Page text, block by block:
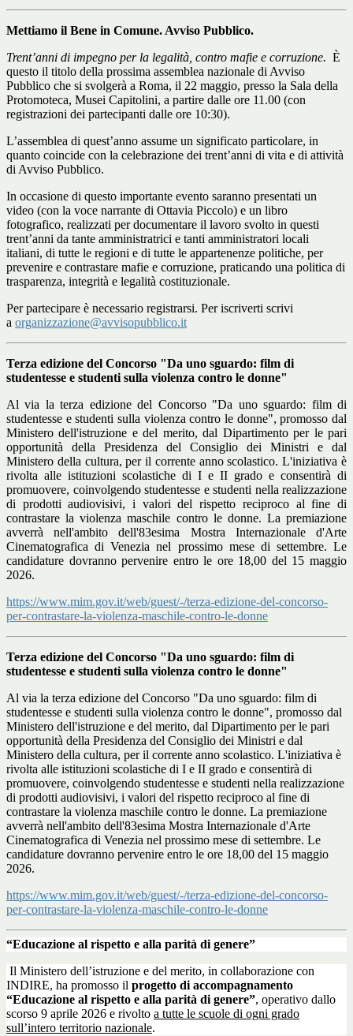
Mettiamo il Bene in Comune. Avviso Pubblico.
Trent’anni di impegno per la legalità, contro mafie e corruzione. È
questo il titolo della prossima assemblea nazionale di Avviso
Pubblico che si svolgerà a Roma, il 22 maggio, presso la Sala della
Protomoteca, Musei Capitolini, a partire dalle ore 11.00 (con
registrazioni dei partecipanti dalle ore 10:30).
L’assemblea di quest’anno assume un significato particolare, in
quanto coincide con la celebrazione dei trent’anni di vita e di attività
di Avviso Pubblico.
In occasione di questo importante evento saranno presentati un
video (con la voce narrante di Ottavia Piccolo) e un libro
fotografico, realizzati per documentare il lavoro svolto in questi
trent’anni da tante amministratrici e tanti amministratori locali
italiani, di tutte le regioni e di tutte le appartenenze politiche, per
prevenire e contrastare mafie e corruzione, praticando una politica di
trasparenza, integrità e legalità costituzionale.
Per partecipare è necessario registrarsi. Per iscriverti scrivi
a organizzazione@avvisopubblico.it
Terza edizione del Concorso "Da uno sguardo: film di
studentesse e studenti sulla violenza contro le donne"
Al via la terza edizione del Concorso "Da uno sguardo: film di
studentesse e studenti sulla violenza contro le donne", promosso dal
Ministero dell'istruzione e del merito, dal Dipartimento per le pari
opportunità della Presidenza del Consiglio dei Ministri e dal
Ministero della cultura, per il corrente anno scolastico. L'iniziativa è
rivolta alle istituzioni scolastiche di I e II grado e consentirà di
promuovere, coinvolgendo studentesse e studenti nella realizzazione
di prodotti audiovisivi, i valori del rispetto reciproco al fine di
contrastare la violenza maschile contro le donne. La premiazione
avverrà nell'ambito dell'83esima Mostra Internazionale d'Arte
Cinematografica di Venezia nel prossimo mese di settembre. Le
candidature dovranno pervenire entro le ore 18,00 del 15 maggio
2026.
https://www.mim.gov.it/web/guest/-/terza-edizione-del-concorso-
per-contrastare-la-violenza-maschile-contro-le-donne
Terza edizione del Concorso "Da uno sguardo: film di
studentesse e studenti sulla violenza contro le donne"
Al via la terza edizione del Concorso "Da uno sguardo: film di
studentesse e studenti sulla violenza contro le donne", promosso dal
Ministero dell'istruzione e del merito, dal Dipartimento per le pari
opportunità della Presidenza del Consiglio dei Ministri e dal
Ministero della cultura, per il corrente anno scolastico. L'iniziativa è
rivolta alle istituzioni scolastiche di I e II grado e consentirà di
promuovere, coinvolgendo studentesse e studenti nella realizzazione
di prodotti audiovisivi, i valori del rispetto reciproco al fine di
contrastare la violenza maschile contro le donne. La premiazione
avverrà nell'ambito dell'83esima Mostra Internazionale d'Arte
Cinematografica di Venezia nel prossimo mese di settembre. Le
candidature dovranno pervenire entro le ore 18,00 del 15 maggio
2026.
https://www.mim.gov.it/web/guest/-/terza-edizione-del-concorso-
per-contrastare-la-violenza-maschile-contro-le-donne
“Educazione al rispetto e alla parità di genere”
Il Ministero dell’istruzione e del merito, in collaborazione con
INDIRE, ha promosso il progetto di accompagnamento
“Educazione al rispetto e alla parità di genere”, operativo dallo
scorso 9 aprile 2026 e rivolto a tutte le scuole di ogni grado
sull’intero territorio nazionale.